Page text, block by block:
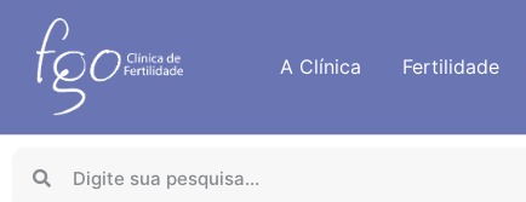
A Clínica Fertilidade